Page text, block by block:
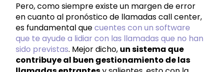
Pero, como siempre existe un margen de error
en cuanto al pronóstico de llamadas call center,
es fundamental quecuentes con un software
que te ayude a lidiar con las llamadas que no han
sido previstas. Mejor dicho, un sistema que
contribuye al buen gestionamiento de las